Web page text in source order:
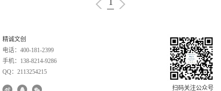
1
扫码关注公众号
精诚文创
电话：400-181-2399
手机：138-8214-9286
QQ：2113254215